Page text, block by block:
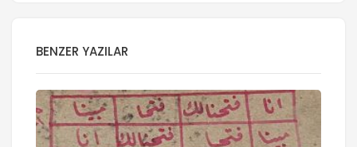
BENZER YAZILAR